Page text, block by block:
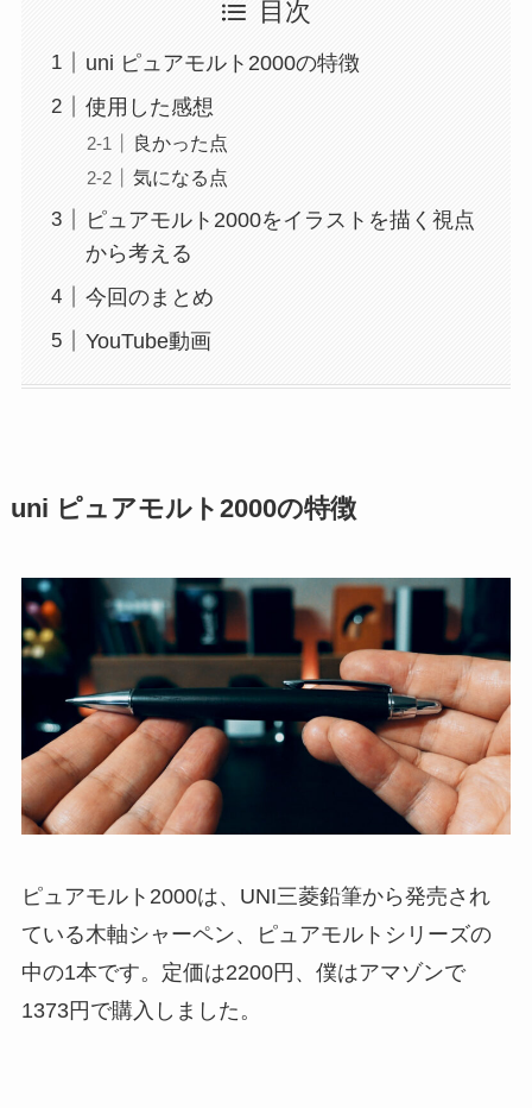
目次
uni ピュアモルト2000の特徴
使用した感想
良かった点
気になる点
ピュアモルト2000をイラストを描く視点
から考える
今回のまとめ
YouTube動画
uni ピュアモルト2000の特徴
ピュアモルト2000は、UNI三菱鉛筆から発売され
ている木軸シャーペン、ピュアモルトシリーズの
中の1本です。 定価は2200円 、僕はアマゾンで
1373円で購入しました。